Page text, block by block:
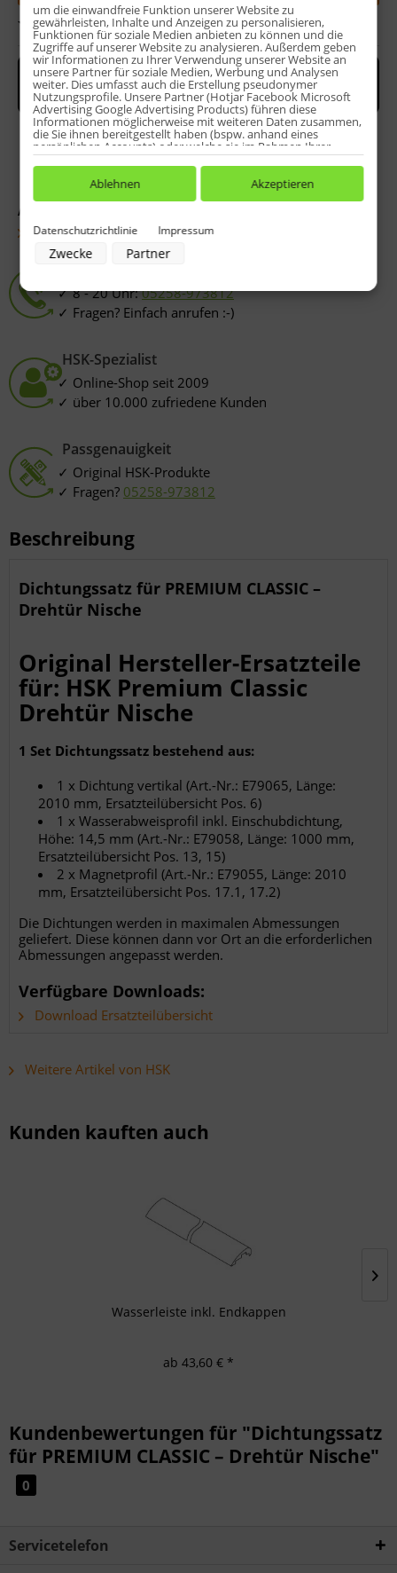
Bewerten
Artikel-Nr.:
Fragen zum Artikel?
8 - 20 Uhr:05258-973812
Fragen? Einfach anrufen :-)
HSK-Spezialist
Online-Shop seit 2009
über 10.000 zufriedene Kunden
Passgenauigkeit
Original HSK-Produkte
Fragen? 05258-973812
Beschreibung
Dichtungssatz für PREMIUM CLASSIC –
Drehtür Nische
Original Hersteller-Ersatzteile
für: HSK Premium Classic
Drehtür Nische
1 Set Dichtungssatz bestehend aus:
1 x Dichtung vertikal (Art.-Nr.: E79065, Länge:
2010 mm, Ersatzteilübersicht Pos. 6)
1 x Wasserabweisprofil inkl. Einschubdichtung,
Höhe: 14,5 mm (Art.-Nr.: E79058, Länge: 1000 mm,
Ersatzteilübersicht Pos. 13, 15)
2 x Magnetprofil (Art.-Nr.: E79055, Länge: 2010
mm, Ersatzteilübersicht Pos. 17.1, 17.2)
Die Dichtungen werden in maximalen Abmessungen
geliefert. Diese können dann vor Ort an die erforderlichen
Abmessungen angepasst werden.
Verfügbare Downloads:
Download Ersatzteilübersicht
Weitere Artikel von HSK
Kunden kauften auch
Wasserleiste inkl. Endkappen
ab 43,60 € *
Kundenbewertungen für "Dichtungssatz
für PREMIUM CLASSIC – Drehtür Nische"
0
Servicetelefon
um die einwandfreie Funktion unserer Website zu
gewährleisten, Inhalte und Anzeigen zu personalisieren,
Funktionen für soziale Medien anbieten zu können und die
Zugriffe auf unserer Website zu analysieren. Außerdem geben
wir Informationen zu Ihrer Verwendung unserer Website an
unsere Partner für soziale Medien, Werbung und Analysen
weiter. Dies umfasst auch die Erstellung pseudonymer
Nutzungsprofile. Unsere Partner (Hotjar Facebook Microsoft
Advertising Google Advertising Products) führen diese
Informationen möglicherweise mit weiteren Daten zusammen,
die Sie ihnen bereitgestellt haben (bspw. anhand eines
persönlichen Accounts) oder welche sie im Rahmen Ihrer
Nutzung der Dienste gesammelt haben (bspw. Nutzungsdaten
anderer Geräte). Ihre Einwilligung zur Nutzung von Cookies
und Pixeln können Sie jederzeit widerrufen, indem Sie auf den
Datenschutz-Button links unten klicken und dort die
Zwecke der Datenverarbeitung durch unsere Partner:
Speichern von oder Zugriff auf Informationen auf einem Endgerät
Verwendung von Profilen zur Auswahl personalisierter Werbung
Erstellung von Profilen zur Personalisierung von Inhalten
Verwendung von Profilen zur Auswahl personalisierter Inhalte
Analyse von Zielgruppen durch Statistiken oder Kombinationen von
Daten aus verschiedenen Quellen
Entwicklung und Verbesserung der Angebote
Verwendung reduzierter Daten zur Auswahl von Inhalten
Endgeräteeigenschaften zur Identifikation aktiv abfragen
Datenschutzrichtlinie Impressum
Zwecke Partner
Ablehnen Akzeptieren